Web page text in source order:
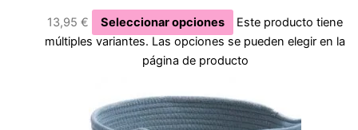
13,95€ Seleccionar opciones
Este producto tiene
múltiples variantes. Las opciones se pueden elegir en la
página de producto